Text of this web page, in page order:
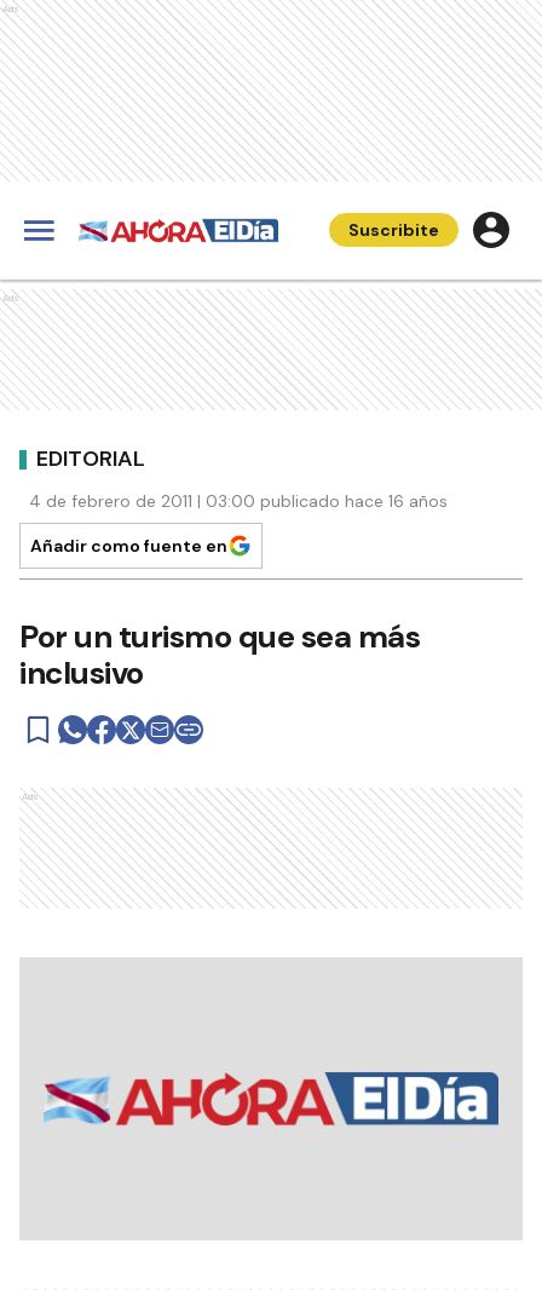
Ads
Suscribite
Ads
EDITORIAL
4 de febrero de 2011 | 03:00 publicado hace 16 años
Añadir como fuente en
Por un turismo que sea más
inclusivo
Ads